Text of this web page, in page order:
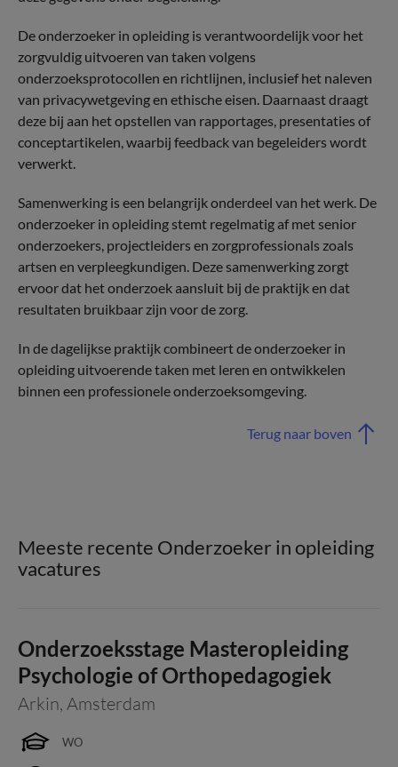
De onderzoeker in opleiding is verantwoordelijk voor het
zorgvuldig uitvoeren van taken volgens
onderzoeksprotocollen en richtlijnen, inclusief het naleven
van privacywetgeving en ethische eisen. Daarnaast draagt
deze bij aan het opstellen van rapportages, presentaties of
conceptartikelen, waarbij feedback van begeleiders wordt
verwerkt.
Samenwerking is een belangrijk onderdeel van het werk. De
onderzoeker in opleiding stemt regelmatig af met senior
onderzoekers, projectleiders en zorgprofessionals zoals
artsen en verpleegkundigen. Deze samenwerking zorgt
ervoor dat het onderzoek aansluit bij de praktijk en dat
resultaten bruikbaar zijn voor de zorg.
In de dagelijkse praktijk combineert de onderzoeker in
opleiding uitvoerende taken met leren en ontwikkelen
binnen een professionele onderzoeksomgeving.
Terug naar boven
Meeste recente Onderzoeker in opleiding
vacatures
Onderzoeksstage Masteropleiding
Psychologie of Orthopedagogiek
Arkin, Amsterdam
WO